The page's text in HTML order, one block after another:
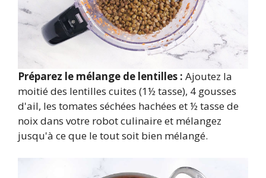
Préparez le mélange de lentilles : Ajoutez la
moitié des lentilles cuites (1½ tasse), 4 gousses
d'ail, les tomates séchées hachées et ½ tasse de
noix dans votre robot culinaire et mélangez
jusqu'à ce que le tout soit bien mélangé.